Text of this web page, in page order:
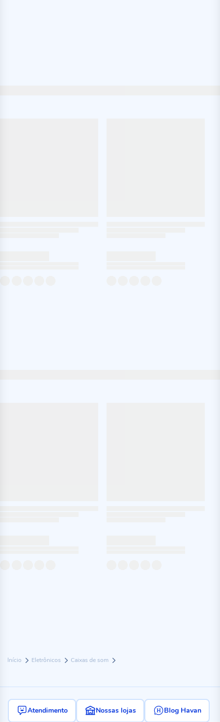
Início Eletrônicos Caixas de som
Atendimento Nossas lojas Blog Havan